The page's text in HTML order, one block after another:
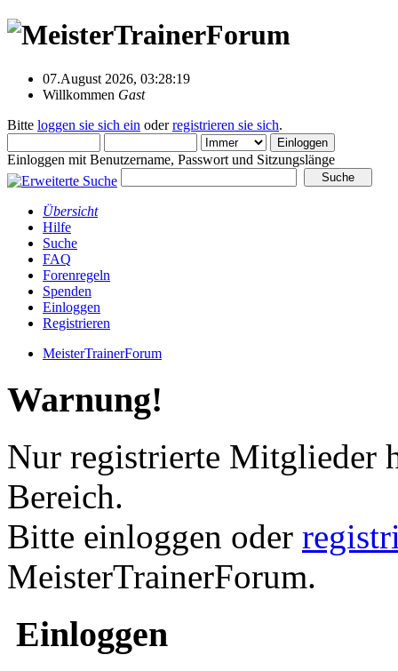
07.August 2026, 03:28:19
Willkommen Gast
Bitte loggen sie sich ein oderregistrieren sie sich.
Einloggen mit Benutzername, Passwort und Sitzungslänge
Übersicht
Hilfe
Suche
FAQ
Forenregeln
Spenden
Einloggen
Registrieren
MeisterTrainerForum
Warnung!
Nur registrierte Mitglieder
Bereich.
Bitte einloggen oder
MeisterTrainerForum.
Einloggen